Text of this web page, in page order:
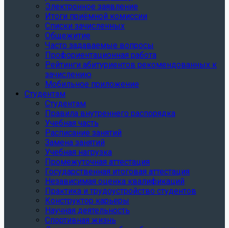
Электронное заявление
Итоги приёмной комиссии
Списки зачисленных
Общежитие
Часто задаваемые вопросы
Профориентационная работа
Рейтинги абитуриентов рекомендованных к
зачислению
Мобильное приложение
Студентам
Студентам
Правила внутреннего распорядка
Учебная часть
Расписание занятий
Замена занятий
Учебная нагрузка
Промежуточная аттестация
Государственная итоговая аттестация
Независимая оценка квалификаций
Практика и трудоустройство студентов
Конструктор карьеры
Научная деятельность
Спортивная жизнь